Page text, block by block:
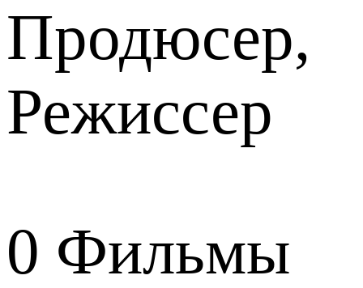
Продюсер,
Режиссер
0 Фильмы